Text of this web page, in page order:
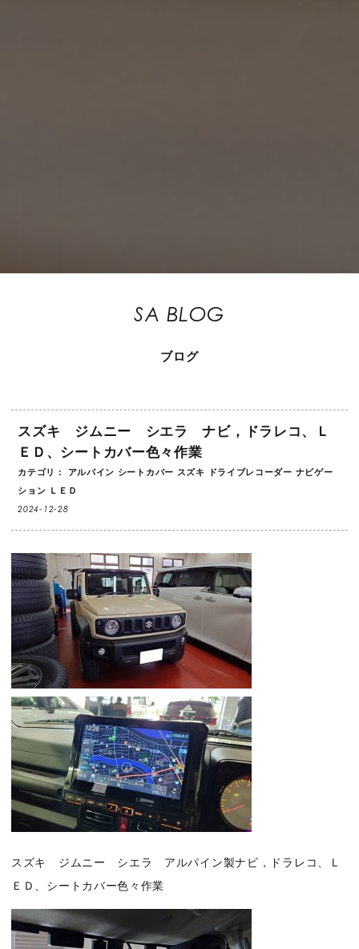
SA BLOG
ブログ
スズキ ジムニー シエラ ナビ，ドラレコ、Ｌ
ＥＤ、シートカバー色々作業
カテゴリ： アルパイン シートカバー スズキ ドライブレコーダー ナビゲー
ション
ＬＥＤ
2024-12-28
スズキ ジムニー シエラ アルパイン製ナビ，ドラレコ、Ｌ
ＥＤ、シートカバー色々作業